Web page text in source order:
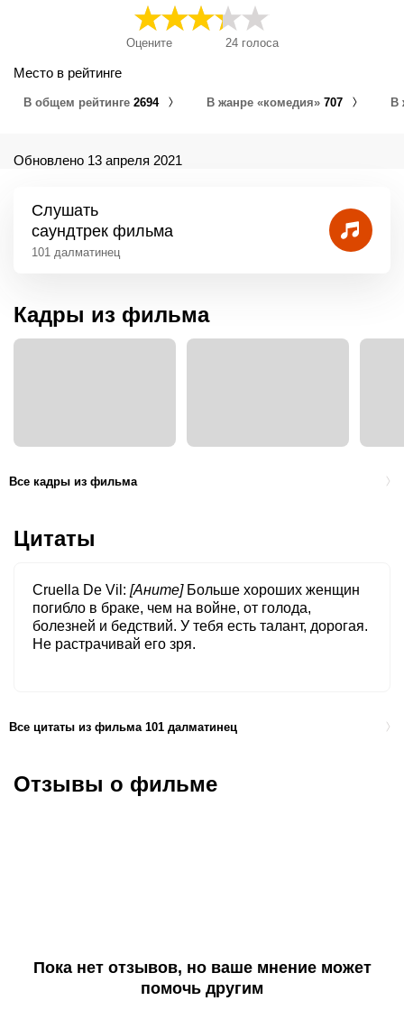
далматинац, 101 далматинець, 101 Далматинци, 101
magia è vera, Ta 101 skylia tis Dalmatias olozontana, Τα 101
σκυλιά της Δαλματίας, Τα 101 σκυλιά της Δαλματίας,
Diesmal sind die Hunde echt, 101 Dálmatas: Ahora la Magia es
Оцените 24голоса
Место в рейтинге
В общем рейтинге 2694 В жанре «комедия» 707 В
Обновлено 13 апреля 2021
Слушать
саундтрек фильма
101 далматинец
Кадры из фильма
Все кадры из фильма
Цитаты
Cruella De Vil [Аните] Больше хороших женщин
погибло в браке, чем на войне, от голода,
болезней и бедствий. У тебя есть талант, дорогая.
Не растрачивай его зря.
Все цитаты из фильма 101 далматинец
Отзывы о фильме
Пока нет отзывов, но ваше мнение может
помочь другим